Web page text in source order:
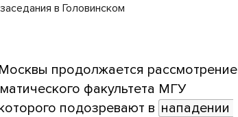
в Головинском
продолжается рассмотрение
факультета МГУ
подозревают в нападении